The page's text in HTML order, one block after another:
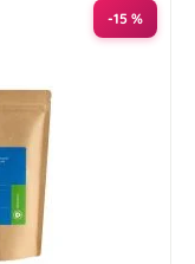
-15 %